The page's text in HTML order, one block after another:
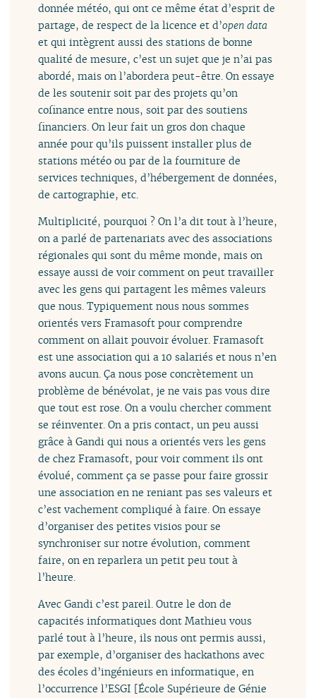
donnée météo, qui ont ce même état d’esprit de
partage, de respect de la licence et d’open data
et qui intègrent aussi des stations de bonne
qualité de mesure, c’est un sujet que je n’ai pas
abordé, mais on l’abordera peut-être. On essaye
de les soutenir soit par des projets qu’on
cofinance entre nous, soit par des soutiens
financiers. On leur fait un gros don chaque
année pour qu’ils puissent installer plus de
stations météo ou par de la fourniture de
services techniques, d’hébergement de données,
de cartographie, etc.
Multiplicité, pourquoi ? On l’a dit tout à l’heure,
on a parlé de partenariats avec des associations
régionales qui sont du même monde, mais on
essaye aussi de voir comment on peut travailler
avec les gens qui partagent les mêmes valeurs
que nous. Typiquement nous nous sommes
orientés vers Framasoft pour comprendre
comment on allait pouvoir évoluer. Framasoft
est une association qui a 10 salariés et nous n’en
avons aucun. Ça nous pose concrètement un
problème de bénévolat, je ne vais pas vous dire
que tout est rose. On a voulu chercher comment
se réinventer. On a pris contact, un peu aussi
grâce à Gandi qui nous a orientés vers les gens
de chez Framasoft, pour voir comment ils ont
évolué, comment ça se passe pour faire grossir
une association en ne reniant pas ses valeurs et
c’est vachement compliqué à faire. On essaye
d’organiser des petites visios pour se
synchroniser sur notre évolution, comment
faire, on en reparlera un petit peu tout à
l’heure.
Avec Gandi c’est pareil. Outre le don de
capacités informatiques dont Mathieu vous
parlé tout à l’heure, ils nous ont permis aussi,
par exemple, d’organiser des hackathons avec
des écoles d’ingénieurs en informatique, en
l’occurrence l’ESGI [École Supérieure de Génie